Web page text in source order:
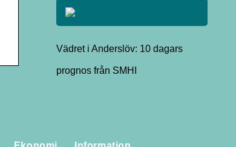
Vädret i Anderslöv: 10 dagars
prognos från SMHI